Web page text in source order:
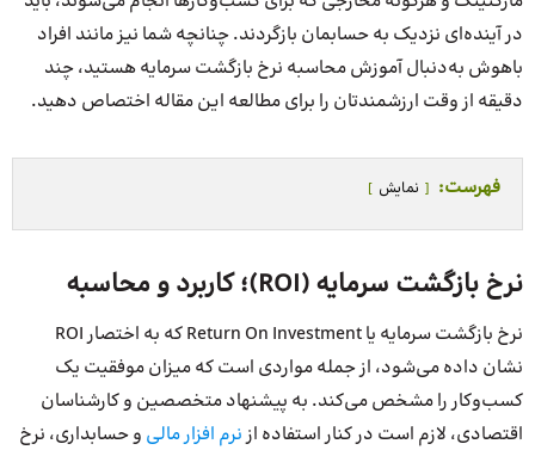
در آینده‌ای نزدیک به حسابمان بازگردند. چنانچه شما نیز مانند افراد
باهوش به‌دنبال آموزش محاسبه نرخ بازگشت سرمایه هستید، چند
دقیقه از وقت ارزشمندتان را برای مطالعه این مقاله اختصاص دهید.
فهرست: نمایش
نرخ بازگشت سرمایه (ROI)؛ کاربرد و محاسبه
نرخ بازگشت سرمایه یا Return On Investment که به اختصار ROI
نشان داده می‌شود، از جمله مواردی است که میزان موفقیت یک
کسب‌وکار را مشخص می‌کند. به پیشنهاد متخصصین و کارشناسان
اقتصادی، لازم است در کنار استفاده ازنرم افزار مالی و حسابداری، نرخ